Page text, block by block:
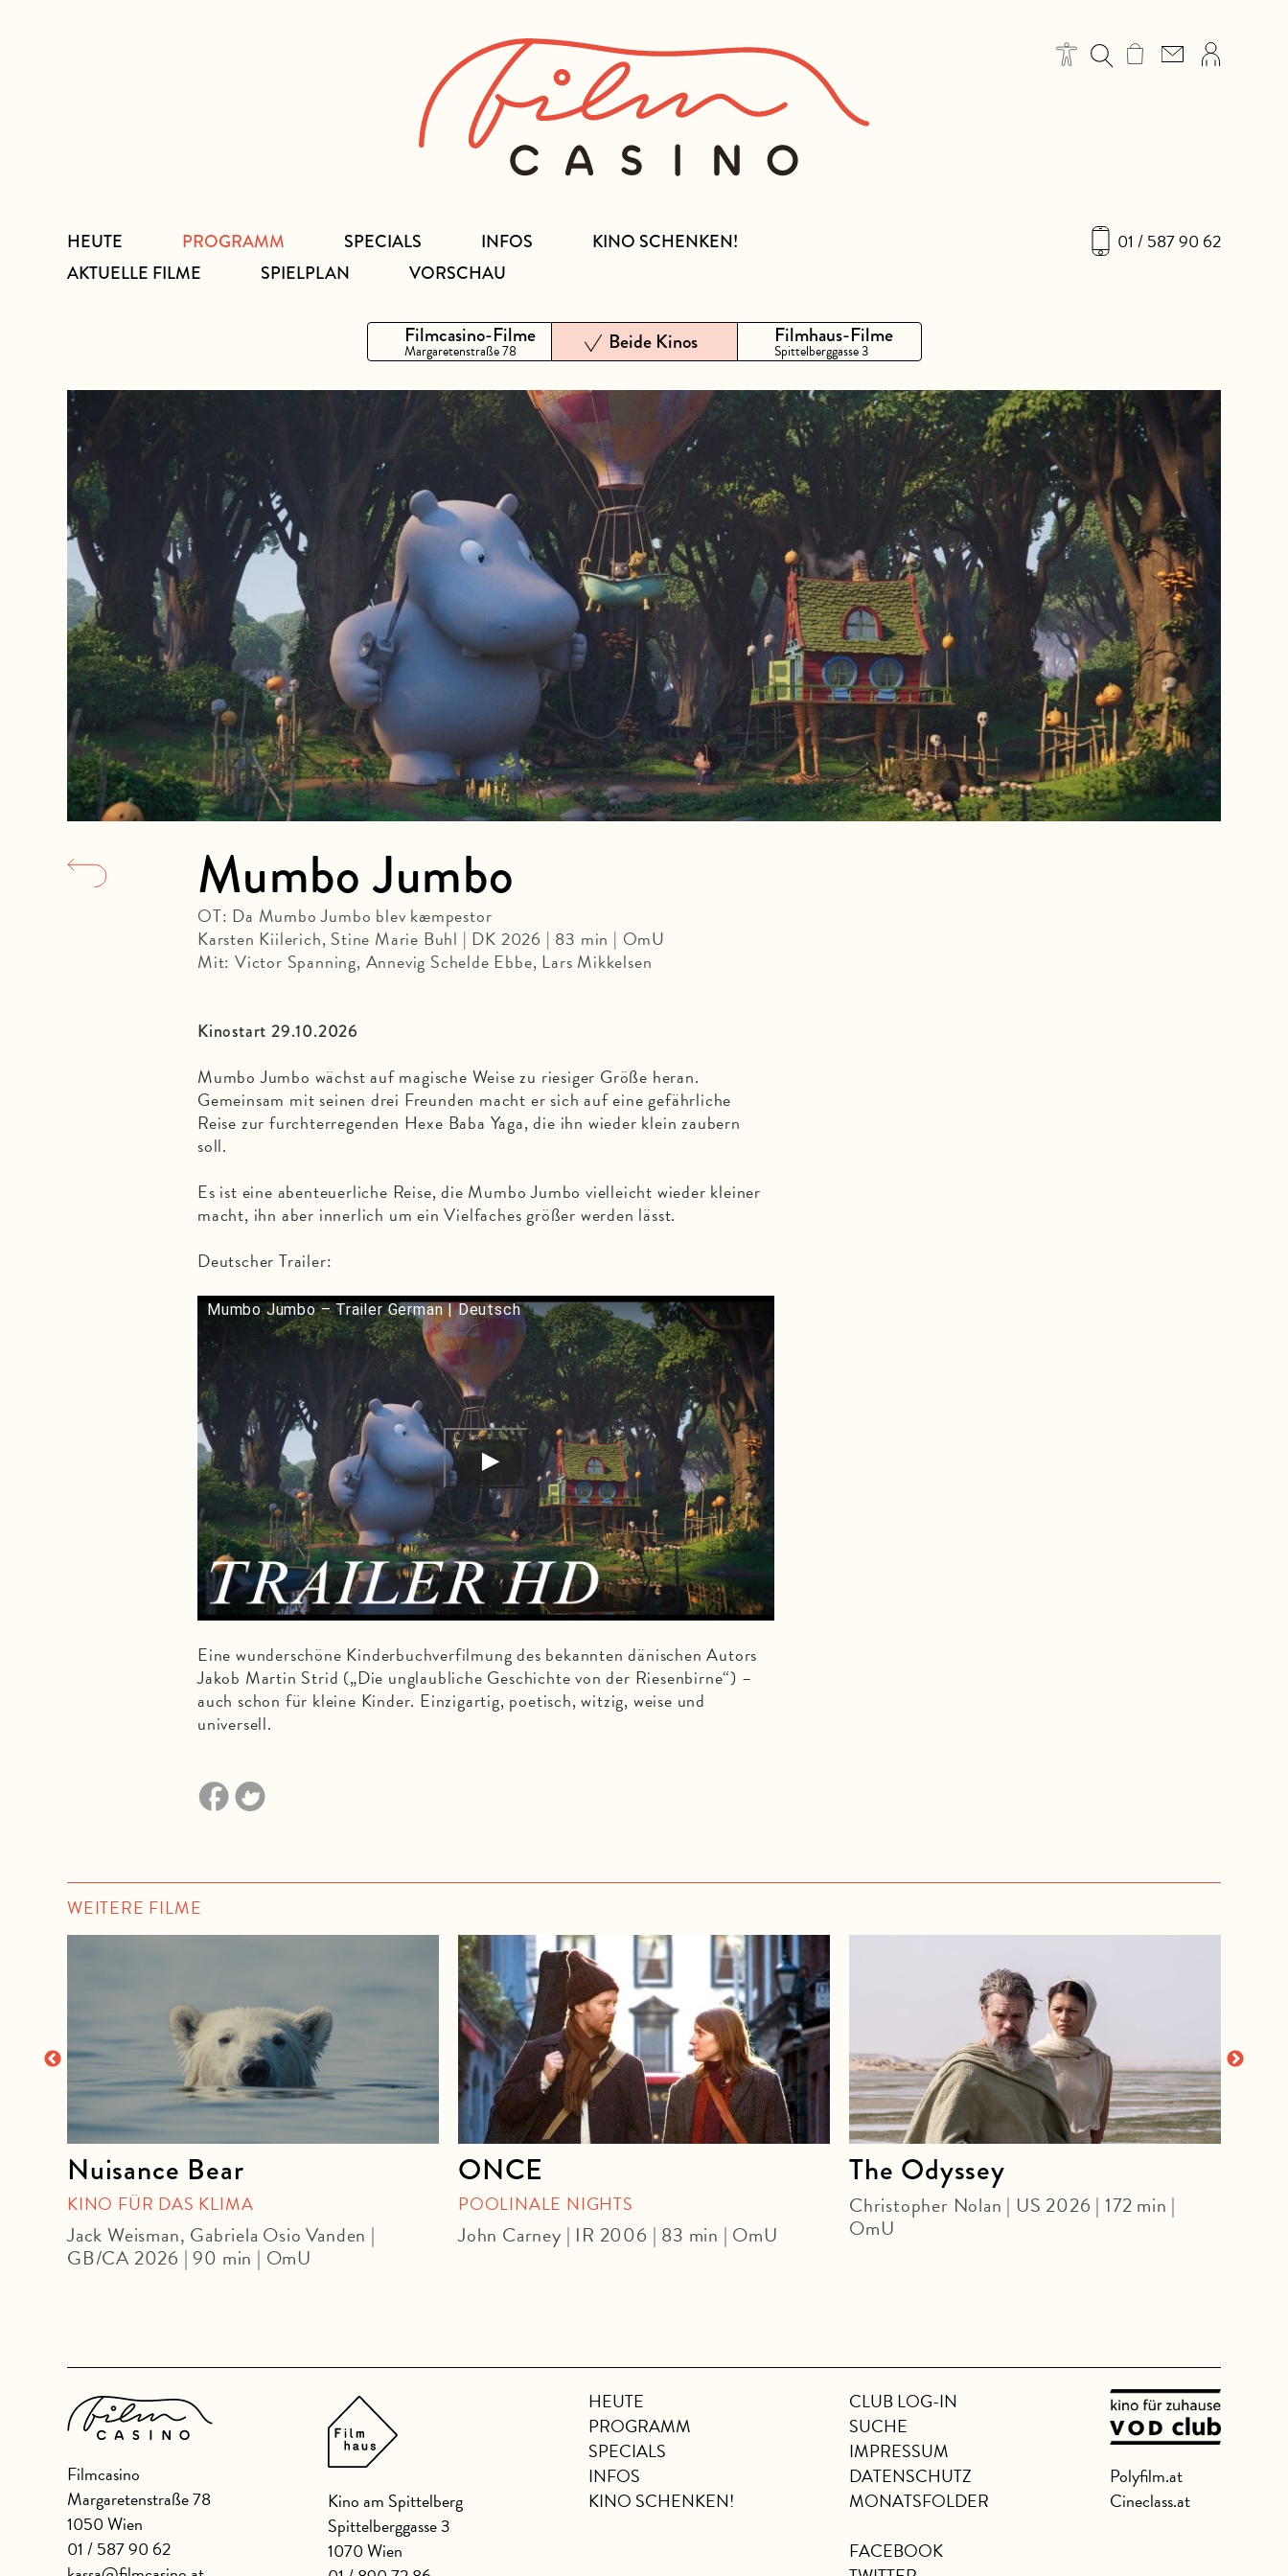
01 / 587 90 62
HEUTE
PROGRAMM
AKTUELLE FILME
SPIELPLAN VORSCHAU
SPECIALS INFOS KINO SCHENKEN!
Filmcasino-Filme
Margaretenstraße 78 Beide Kinos Filmhaus-Filme
Spittelberggasse 3
Mumbo Jumbo
OT: Da Mumbo Jumbo blev kæmpestor
Karsten Kiilerich, Stine Marie Buhl | DK 2026 | 83 min | OmU
Mit: Victor Spanning, Annevig Schelde Ebbe, Lars Mikkelsen
Kinostart 29.10.2026
Mumbo Jumbo wächst auf magische Weise zu riesiger Größe heran.
Gemeinsam mit seinen drei Freunden macht er sich auf eine gefährliche
Reise zur furchterregenden Hexe Baba Yaga, die ihn wieder klein zaubern
soll.
Es ist eine abenteuerliche Reise, die Mumbo Jumbo vielleicht wieder kleiner
macht, ihn aber innerlich um ein Vielfaches größer werden lässt.
Deutscher Trailer:
Mumbo Jumbo – Trailer German | Deutsch
Eine wunderschöne Kinderbuchverfilmung des bekannten dänischen Autors
Jakob Martin Strid („Die unglaubliche Geschichte von der Riesenbirne“) –
auch schon für kleine Kinder. Einzigartig, poetisch, witzig, weise und
universell.
WEITERE FILME
Nuisance Bear
KINO FÜR DAS KLIMA
Jack Weisman, Gabriela Osio Vanden |
GB/CA 2026 | 90 min | OmU
ONCE
POOLINALE NIGHTS
John Carney | IR 2006 | 83 min | OmU
The Odyssey
Christopher Nolan | US 2026 | 172 min |
OmU
Filmcasino
Margaretenstraße 78
1050 Wien
01 / 587 90 62
Kino am Spittelberg
Spittelberggasse 3
1070 Wien
HEUTE
PROGRAMM
SPECIALS
INFOS
KINO SCHENKEN!
CLUB LOG-IN
SUCHE
IMPRESSUM
DATENSCHUTZ
MONATSFOLDER
FACEBOOK
Polyfilm.at
Cineclass.at